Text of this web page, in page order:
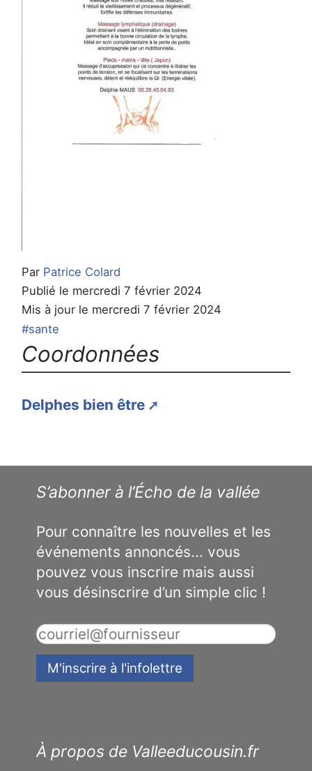
Par Patrice Colard
Publié le mercredi 7 février 2024
Mis à jour le mercredi 7 février 2024
#sante
Coordonnées
Delphes bien être
S’abonner à l’Écho de la vallée
Pour connaître les nouvelles et les
événements annoncés... vous
pouvez vous inscrire mais aussi
vous désinscrire d’un simple clic !
À propos de Valleeducousin.fr